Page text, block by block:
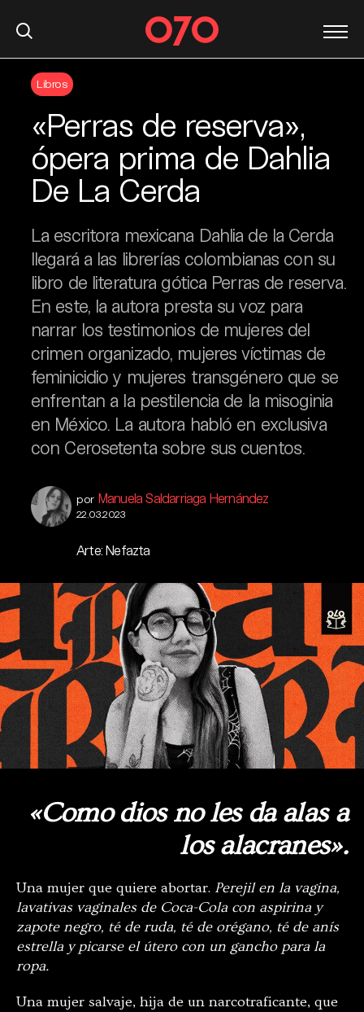
Libros
«Perras de reserva»,
ópera prima de Dahlia
De La Cerda
La escritora mexicana Dahlia de la Cerda
llegará a las librerías colombianas con su
libro de literatura gótica Perras de reserva.
En este, la autora presta su voz para
narrar los testimonios de mujeres del
crimen organizado, mujeres víctimas de
feminicidio y mujeres transgénero que se
enfrentan a la pestilencia de la misoginia
en México. La autora habló en exclusiva
con Cerosetenta sobre sus cuentos.
por Manuela Saldarriaga Hernández
22.03.2023
Arte: Nefazta
«Como dios no les da alas a
los alacranes».
Una mujer que quiere abortar. Perejil en la vagina,
lavativas vaginales de Coca-Cola con aspirina y
zapote negro, té de ruda, té de orégano, té de anís
estrella y picarse el útero con un gancho para la
ropa.
Una mujer salvaje, hija de un narcotraficante, que